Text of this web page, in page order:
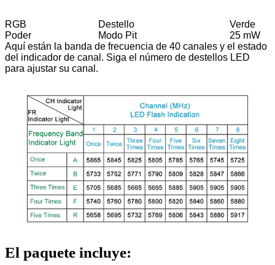
RGB Destello
Verde
Poder
Modo Pit
25 mW
Aquí están la banda de frecuencia de 40 canales y el estado
del indicador de canal. Siga el número de destellos LED
para ajustar su canal.
El paquete incluye: